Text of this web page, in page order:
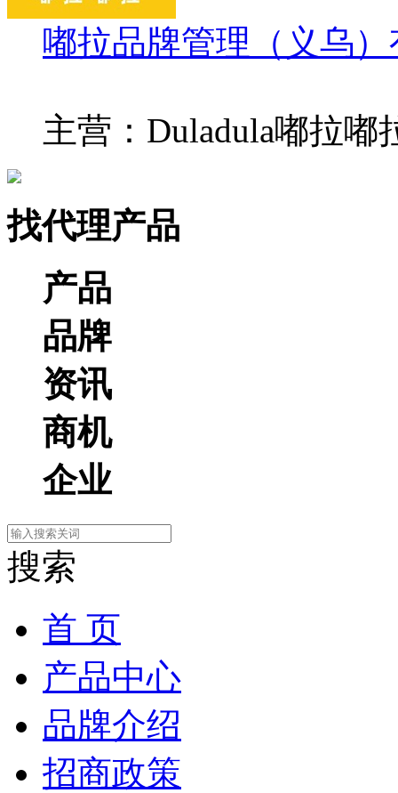
嘟拉品牌管理（义乌
主营：Duladula嘟拉嘟
找代理产品
产品
品牌
资讯
商机
企业
搜索
首 页
产品中心
品牌介绍
招商政策